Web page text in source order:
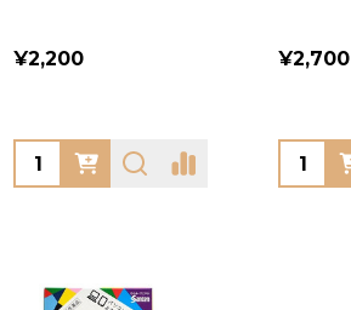
¥2,200
Quantity:
¥2,700